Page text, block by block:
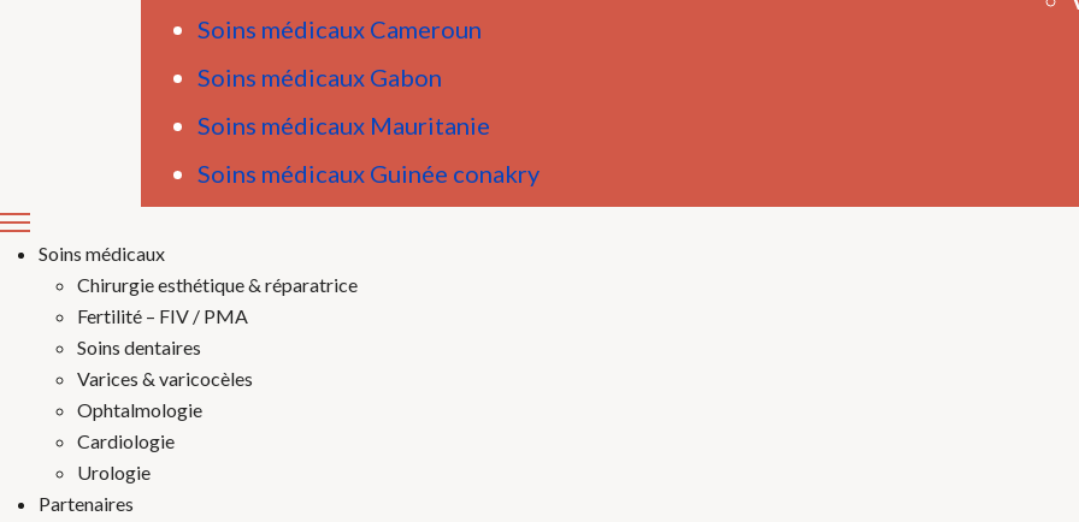
Soins médicaux Cameroun
Soins médicaux Gabon
Soins médicaux Mauritanie
Soins médicaux Guinée conakry
Soins médicaux
Chirurgie esthétique & réparatrice
Fertilité – FIV / PMA
Soins dentaires
Varices & varicocèles
Ophtalmologie
Cardiologie
Urologie
Partenaires